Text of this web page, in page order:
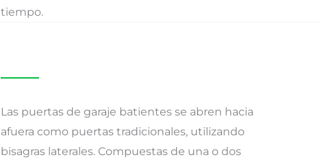
tiempo.
Las puertas de garaje batientes se abren hacia
afuera como puertas tradicionales, utilizando
bisagras laterales. Compuestas de una o dos